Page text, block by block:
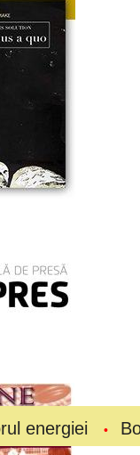
Bolojan a